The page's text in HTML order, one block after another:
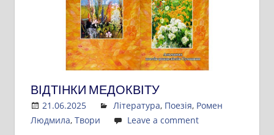
ВІДТІНКИ МЕДОКВІТУ
21.06.2025 Admin
Література, Поезія, Ромен
Людмила, Твори Leave a comment